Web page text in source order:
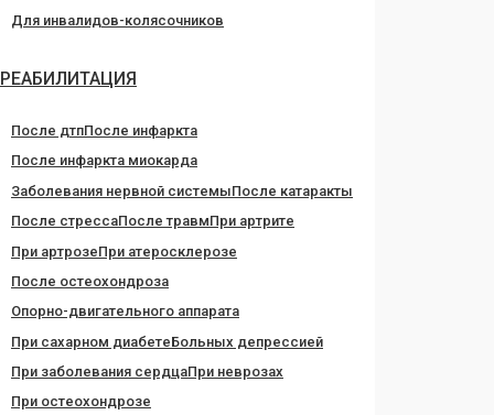
Для инвалидов-колясочников
РЕАБИЛИТАЦИЯ
После дтпПосле инфаркта
После инфаркта миокарда
Заболевания нервной системыПосле катаракты
После стрессаПосле травмПри артрите
При артрозеПри атеросклерозе
После остеохондроза
Опорно-двигательного аппарата
При сахарном диабетеБольных депрессией
При заболевания сердцаПри неврозах
При остеохондрозе